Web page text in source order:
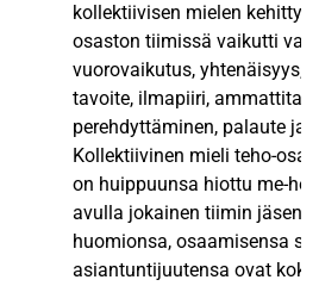
kollektiivisen mielen
osaston tiimissä vaikutti
vuorovaikutus, yhtenäisyys,
tavoite, ilmapiiri,
perehdyttäminen, palaute ja
Kollektiivinen mieli teho-
on huippuunsa hiottu me-
avulla jokainen tiimin jäsen
huomionsa, osaamisensa
asiantuntijuutensa ovat